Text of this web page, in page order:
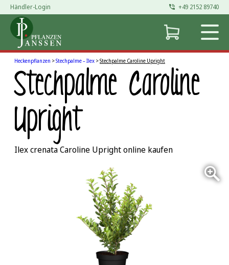
Zum
Inhalt
springen
Händler-Login +49 2152 89740
Heckenpflanzen >Stechpalme – Ilex >Stechpalme Caroline Upright
Stechpalme Caroline
Upright
Ilex crenata Caroline Upright online kaufen